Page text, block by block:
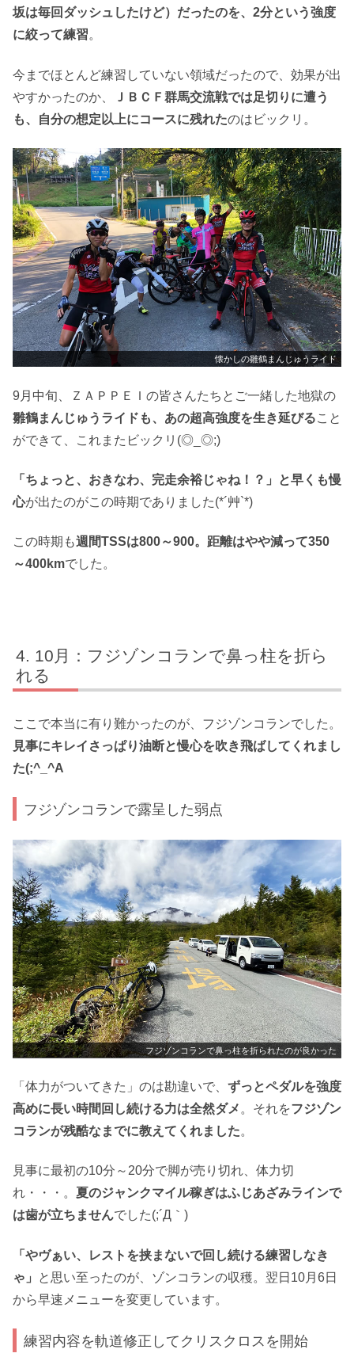
坂は毎回ダッシュしたけど）だったのを、2分という強度
に絞って練習。
今までほとんど練習していない領域だったので、効果が出
やすかったのか、
ＪＢＣＦ群馬交流戦では足切りに遭う
も、自分の想定以上にコースに残れたのはビックリ。
懐かしの雛鶴まんじゅうライド
9月中旬、ＺＡＰＰＥＩの皆さんたちとご一緒した地獄の
雛鶴まんじゅうライドも、あの超高強度を生き延びること
ができて、これまたビックリ(◎_◎;)
「ちょっと、おきなわ、完走余裕じゃね！？」と早くも慢
心が出たのがこの時期でありました(*´艸`*)
この時期も週間TSSは800～900。距離はやや減って350
～400kmでした。
10月：フジゾンコランで鼻っ柱を折ら
れる
ここで本当に有り難かったのが、フジゾンコランでした。
見事にキレイさっぱり油断と慢心を吹き飛ばしてくれまし
た(;^_^A
フジゾンコランで露呈した弱点
フジゾンコランで鼻っ柱を折られたのが良かった
「体力がついてきた」のは勘違いで、 ずっとペダルを強度
高めに長い時間回し続ける力は全然ダメ 。それをフジゾン
コランが残酷なまでに教えてくれました。
見事に最初の10分～20分で脚が売り切れ、体力切
れ・・・。 夏のジャンクマイル稼ぎはふじあざみラインで
は歯が立ちませんでした(;´Д｀)
「やヴぁい、レストを挟まないで回し続ける練習しなき
ゃ」
と思い至ったのが、ゾンコランの収穫。翌日10月6日
から早速メニューを変更しています。
練習内容を軌道修正してクリスクロスを開始